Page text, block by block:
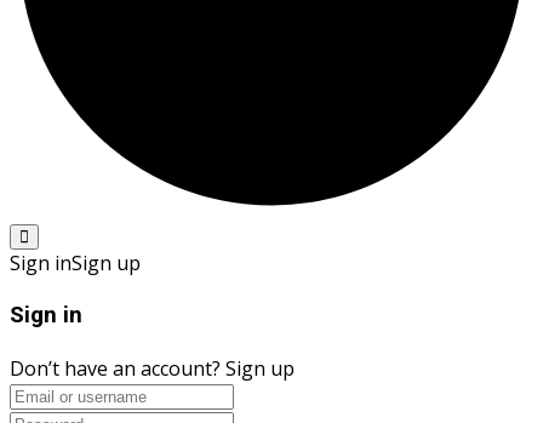
Sign inSign up
Sign in
Don’t have an account? Sign up